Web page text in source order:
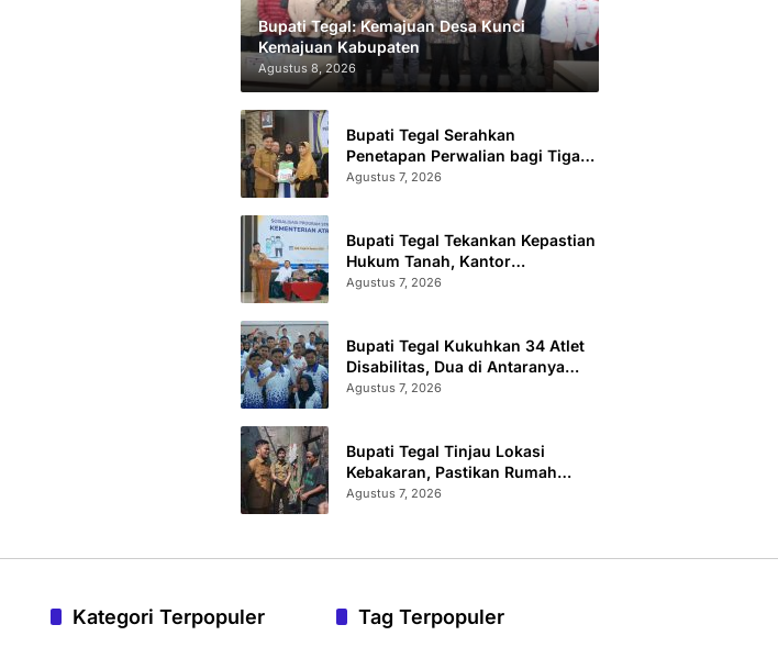
Bupati Tegal: Kemajuan Desa Kunci
Kemajuan Kabupaten
Agustus 8, 2026
Bupati Tegal Serahkan
Penetapan Perwalian bagi Tiga
Anak LKSA
Agustus 7, 2026
Bupati Tegal Tekankan Kepastian
Hukum Tanah, Kantor
Pertanahan Catat 296.869
Agustus 7, 2026
Bupati Tegal Kukuhkan 34 Atlet
Disabilitas, Dua di Antaranya
Berlaga di Level Dunia
Agustus 7, 2026
Bupati Tegal Tinjau Lokasi
Kebakaran, Pastikan Rumah
Korban Diperbaiki
Agustus 7, 2026
Kategori Terpopuler Tag Terpopuler